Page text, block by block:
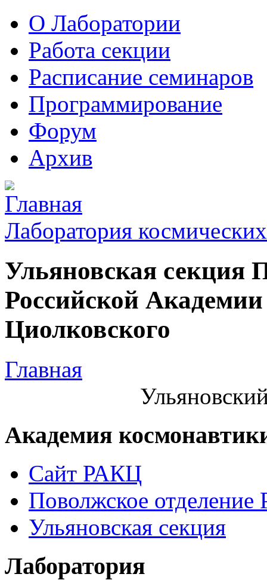
О Лаборатории
Работа секции
Расписание семинаров
Программирование
Форум
Архив
Лаборатория
Ульяновская секция
Российской
Циолковского
Главная
Академия
Сайт РАКЦ
Поволжское
Ульяновская секция
Лаборатория